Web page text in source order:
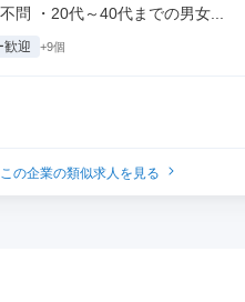
問 ・20代～40代までの男女...
歓迎 +9個
この企業の類似求人を見る